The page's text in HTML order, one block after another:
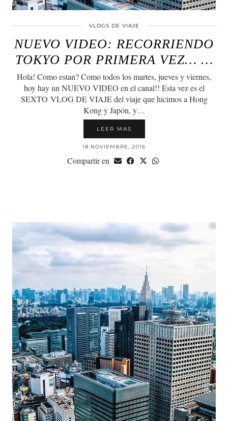
VLOGS DE VIAJE
NUEVO VIDEO: RECORRIENDO
TOKYO POR PRIMERA VEZ… …
Hola! Como estan? Como todos los martes, jueves y viernes,
hoy hay un NUEVO VIDEO en el canal!! Esta vez es el
SEXTO VLOG DE VIAJE del viaje que hicimos a Hong
Kong y Japón, y…
LEER MAS
18 NOVIEMBRE, 2016
Compartir en